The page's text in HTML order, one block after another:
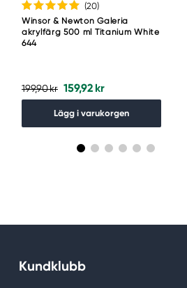
(20)
Winsor & Newton Galeria
akrylfärg 500 ml Titanium White
644
199,90 kr 159,92 kr
Lägg i varukorgen
Kundklubb